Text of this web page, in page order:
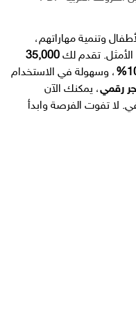
وتنمية مهاراتهم،
الأمثل. تقدم لك 35,000
، وسهولة في الاستخدام
رقمي، يمكنك الآن
لا تفوت الفرصة وابدأ